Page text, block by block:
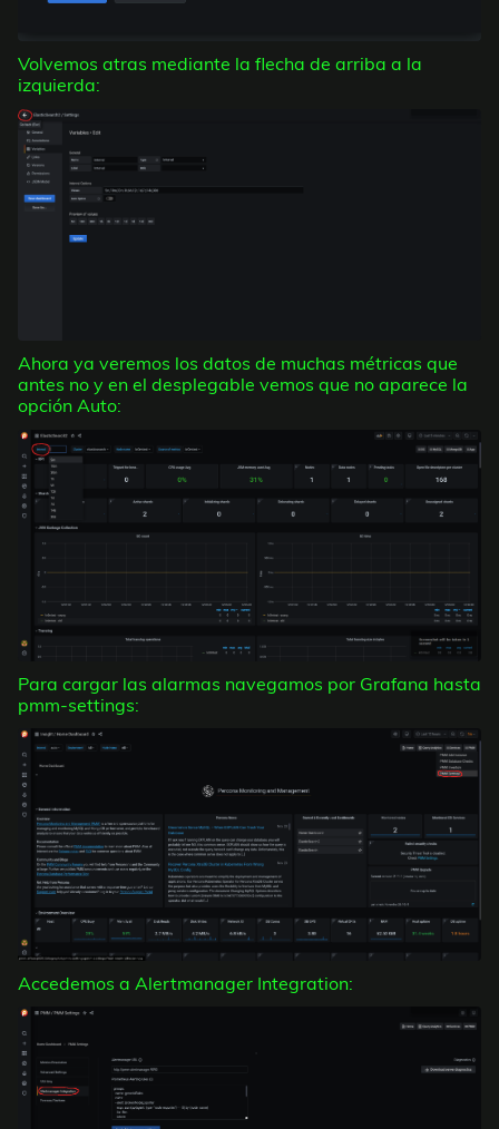
Volvemos atras mediante la flecha de arriba a la
izquierda:
Ahora ya veremos los datos de muchas métricas que
antes no y en el desplegable vemos que no aparece la
opción Auto:
Para cargar las alarmas navegamos por Grafana hasta
pmm-settings:
Accedemos a Alertmanager Integration: